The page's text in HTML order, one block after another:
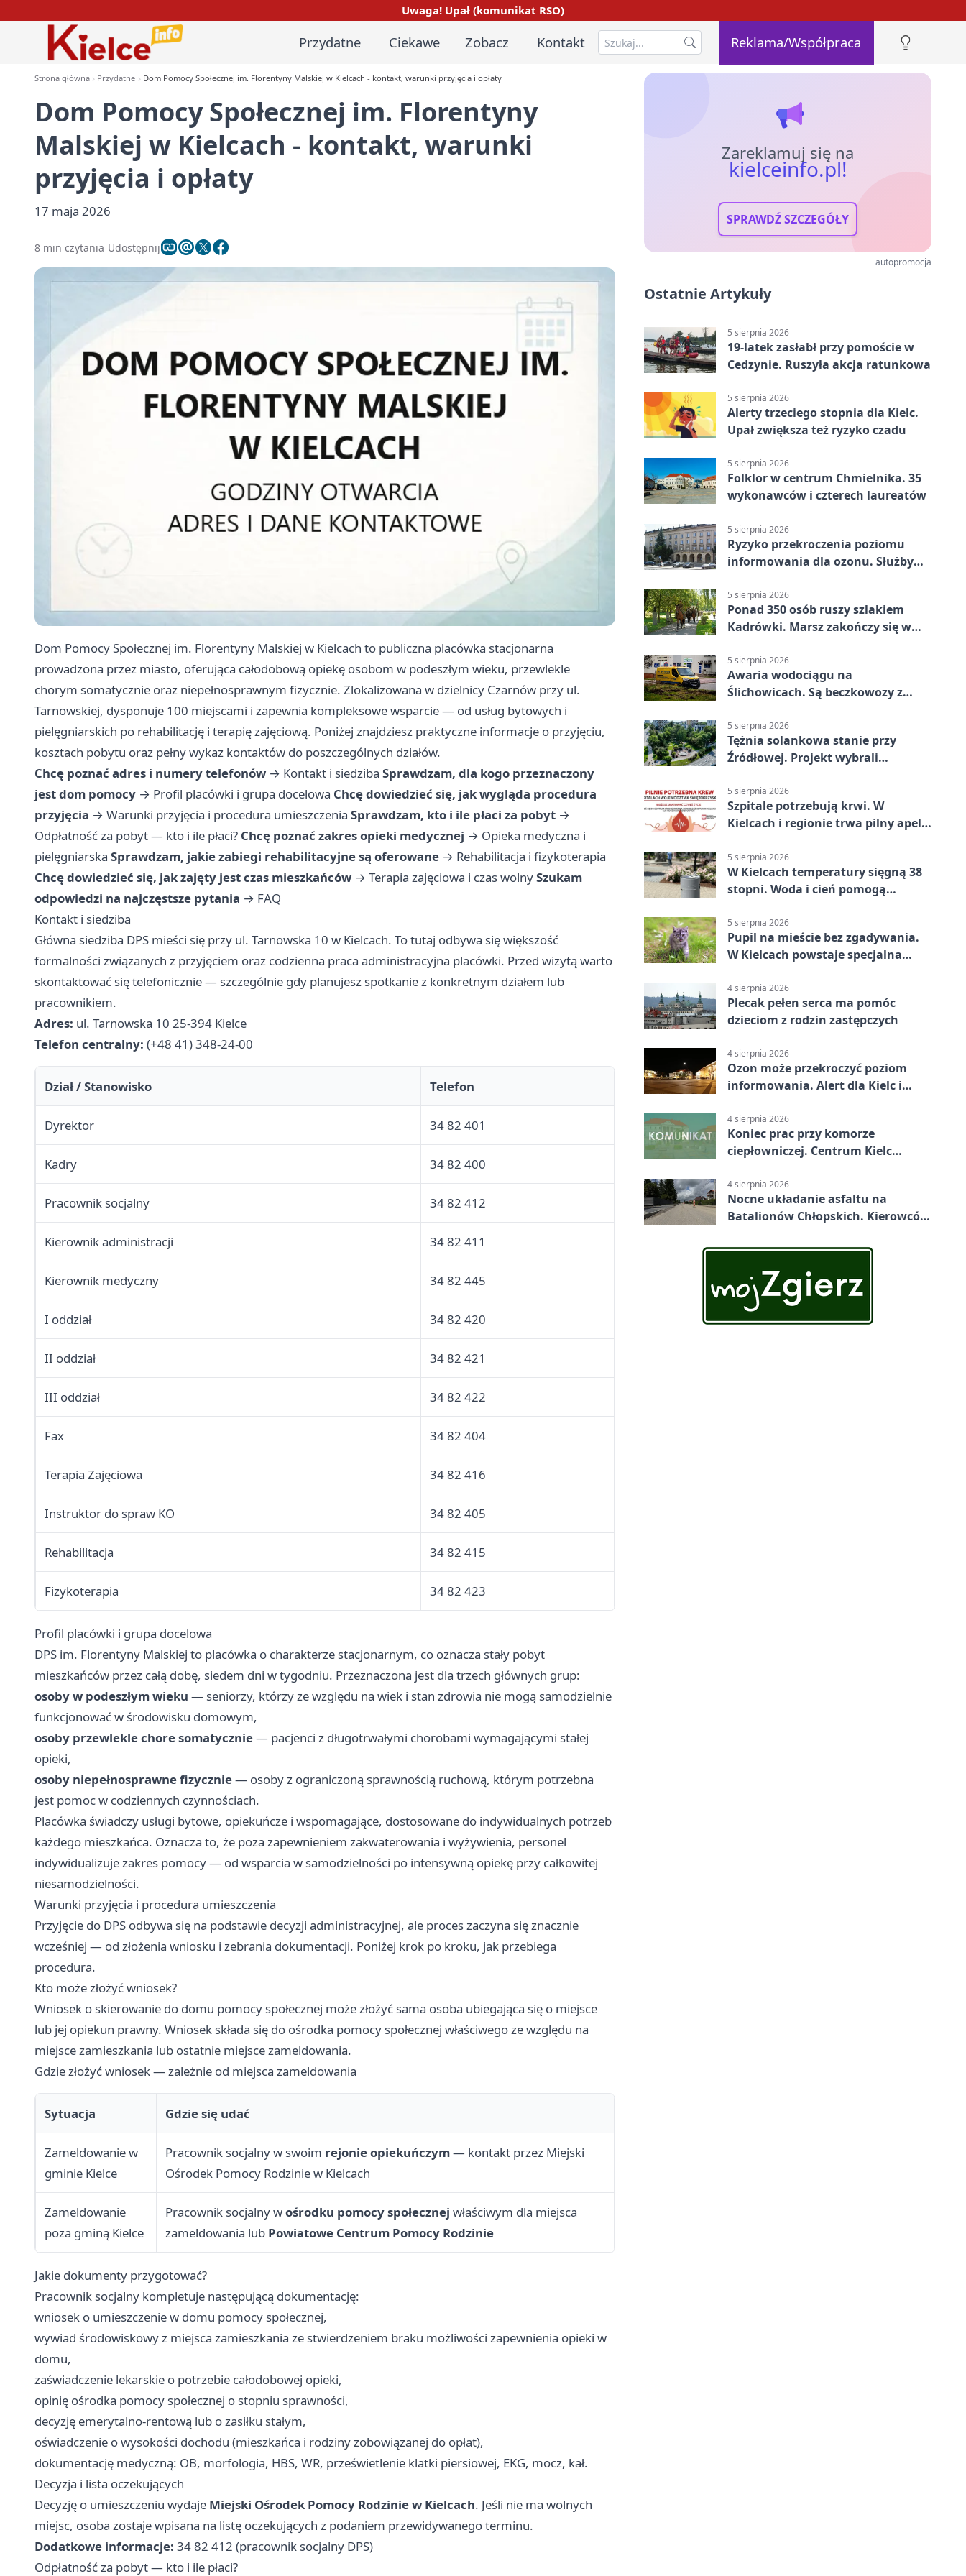
Uwaga! Upał (komunikat RSO)
Przydatne Ciekawe Zobacz Kontakt Reklama/Współpraca
Strona główna Przydatne Dom Pomocy Społecznej im. Florentyny Malskiej w Kielcach - kontakt, warunki przyjęcia i opłaty
Dom Pomocy Społecznej im. Florentyny
Malskiej w Kielcach - kontakt, warunki
przyjęcia i opłaty
17 maja 2026
8 min czytania Udostępnij
Dom Pomocy Społecznej im. Florentyny Malskiej w Kielcach to publiczna placówka stacjonarna
prowadzona przez miasto, oferująca całodobową opiekę osobom w podeszłym wieku, przewlekle
chorym somatycznie oraz niepełnosprawnym fizycznie. Zlokalizowana w dzielnicy Czarnów przy ul.
Tarnowskiej, dysponuje 100 miejscami i zapewnia kompleksowe wsparcie — od usług bytowych i
pielęgniarskich po rehabilitację i terapię zajęciową. Poniżej znajdziesz praktyczne informacje o przyjęciu,
kosztach pobytu oraz pełny wykaz kontaktów do poszczególnych działów.
Chcę poznać adres i numery telefonów → Kontakt i siedziba Sprawdzam, dla kogo przeznaczony
jest dom pomocy → Profil placówki i grupa docelowa Chcę dowiedzieć się, jak wygląda procedura
przyjęcia → Warunki przyjęcia i procedura umieszczenia Sprawdzam, kto i ile płaci za pobyt →
Odpłatność za pobyt — kto i ile płaci? Chcę poznać zakres opieki medycznej → Opieka medyczna i
pielęgniarska Sprawdzam, jakie zabiegi rehabilitacyjne są oferowane → Rehabilitacja i fizykoterapia
Chcę dowiedzieć się, jak zajęty jest czas mieszkańców → Terapia zajęciowa i czas wolnySzukam
odpowiedzi na najczęstsze pytania → FAQ
Kontakt i siedziba
Główna siedziba DPS mieści się przy ul. Tarnowska 10 w Kielcach. To tutaj odbywa się większość
formalności związanych z przyjęciem oraz codzienna praca administracyjna placówki. Przed wizytą warto
skontaktować się telefonicznie — szczególnie gdy planujesz spotkanie z konkretnym działem lub
pracownikiem.
Adres: ul. Tarnowska 10 25-394 Kielce
Telefon centralny: (+48 41) 348-24-00
Dział / Stanowisko Telefon
Dyrektor 34 82 401
Kadry 34 82 400
Pracownik socjalny 34 82 412
Kierownik administracji 34 82 411
Kierownik medyczny 34 82 445
I oddział 34 82 420
II oddział 34 82 421
III oddział 34 82 422
Fax 34 82 404
Terapia Zajęciowa 34 82 416
Instruktor do spraw KO 34 82 405
Rehabilitacja 34 82 415
Fizykoterapia 34 82 423
Profil placówki i grupa docelowa
DPS im. Florentyny Malskiej to placówka o charakterze stacjonarnym, co oznacza stały pobyt
mieszkańców przez całą dobę, siedem dni w tygodniu. Przeznaczona jest dla trzech głównych grup:
osoby w podeszłym wieku — seniorzy, którzy ze względu na wiek i stan zdrowia nie mogą samodzielnie
funkcjonować w środowisku domowym,
osoby przewlekle chore somatycznie— pacjenci z długotrwałymi chorobami wymagającymi stałej
opieki,
osoby niepełnosprawne fizycznie— osoby z ograniczoną sprawnością ruchową, którym potrzebna
jest pomoc w codziennych czynnościach.
Placówka świadczy usługi bytowe, opiekuńcze i wspomagające, dostosowane do indywidualnych potrzeb
każdego mieszkańca. Oznacza to, że poza zapewnieniem zakwaterowania i wyżywienia, personel
indywidualizuje zakres pomocy — od wsparcia w samodzielności po intensywną opiekę przy całkowitej
niesamodzielności.
Warunki przyjęcia i procedura umieszczenia
Przyjęcie do DPS odbywa się na podstawie decyzji administracyjnej, ale proces zaczyna się znacznie
wcześniej — od złożenia wniosku i zebrania dokumentacji. Poniżej krok po kroku, jak przebiega
procedura.
Kto może złożyć wniosek?
Wniosek o skierowanie do domu pomocy społecznej może złożyć sama osoba ubiegająca się o miejsce
lub jej opiekun prawny. Wniosek składa się do ośrodka pomocy społecznej właściwego ze względu na
miejsce zamieszkania lub ostatnie miejsce zameldowania.
Gdzie złożyć wniosek — zależnie od miejsca zameldowania
Sytuacja Gdzie się udać
Zameldowanie w
gminie Kielce
Pracownik socjalny w swoim rejonie opiekuńczym— kontakt przez Miejski
Ośrodek Pomocy Rodzinie w Kielcach
Zameldowanie
poza gminą Kielce
Pracownik socjalny wośrodku pomocy społecznej właściwym dla miejsca
zameldowania lub Powiatowe Centrum Pomocy Rodzinie
Jakie dokumenty przygotować?
Pracownik socjalny kompletuje następującą dokumentację:
wniosek o umieszczenie w domu pomocy społecznej,
wywiad środowiskowy z miejsca zamieszkania ze stwierdzeniem braku możliwości zapewnienia opieki w
domu,
zaświadczenie lekarskie o potrzebie całodobowej opieki,
opinię ośrodka pomocy społecznej o stopniu sprawności,
decyzję emerytalno-rentową lub o zasiłku stałym,
oświadczenie o wysokości dochodu (mieszkańca i rodziny zobowiązanej do opłat),
dokumentację medyczną: OB, morfologia, HBS, WR, prześwietlenie klatki piersiowej, EKG, mocz, kał.
Decyzja i lista oczekujących
Decyzję o umieszczeniu wydaje Miejski Ośrodek Pomocy Rodzinie w Kielcach. Jeśli nie ma wolnych
miejsc, osoba zostaje wpisana na listę oczekujących z podaniem przewidywanego terminu.
Dodatkowe informacje: 34 82 412 (pracownik socjalny DPS)
Odpłatność za pobyt — kto i ile płaci?
Zareklamuj się na
kielceinfo.pl!
SPRAWDŹ SZCZEGÓŁY
autopromocja
Ostatnie Artykuły
5 sierpnia 2026
19-latek zasłabł przy pomoście w
Cedzynie. Ruszyła akcja ratunkowa
5 sierpnia 2026
Alerty trzeciego stopnia dla Kielc.
Upał zwiększa też ryzyko czadu
5 sierpnia 2026
Folklor w centrum Chmielnika. 35
wykonawców i czterech laureatów
5 sierpnia 2026
Ryzyko przekroczenia poziomu
informowania dla ozonu. Służby
5 sierpnia 2026
Ponad 350 osób ruszy szlakiem
Kadrówki. Marsz zakończy się w
5 sierpnia 2026
Awaria wodociągu na
Ślichowicach. Są beczkowozy z
5 sierpnia 2026
Tężnia solankowa stanie przy
Źródłowej. Projekt wybrali
5 sierpnia 2026
Szpitale potrzebują krwi. W
Kielcach i regionie trwa pilny apel
5 sierpnia 2026
W Kielcach temperatury sięgną 38
stopni. Woda i cień pomogą
5 sierpnia 2026
Pupil na mieście bez zgadywania.
W Kielcach powstaje specjalna
4 sierpnia 2026
Plecak pełen serca ma pomóc
dzieciom z rodzin zastępczych
4 sierpnia 2026
Ozon może przekroczyć poziom
informowania. Alert dla Kielc i
4 sierpnia 2026
Koniec prac przy komorze
ciepłowniczej. Centrum Kielc
4 sierpnia 2026
Nocne układanie asfaltu na
Batalionów Chłopskich. Kierowców